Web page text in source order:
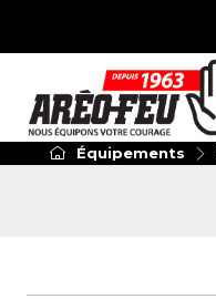
Équipements